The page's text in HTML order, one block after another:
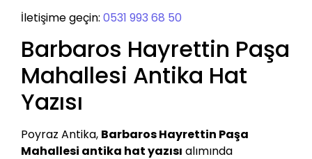
İletişime geçin: 0531 993 68 50
Barbaros Hayrettin Paşa
Mahallesi Antika Hat
Yazısı
Poyraz Antika, Barbaros Hayrettin Paşa
Mahallesi antika hat yazısı alımında